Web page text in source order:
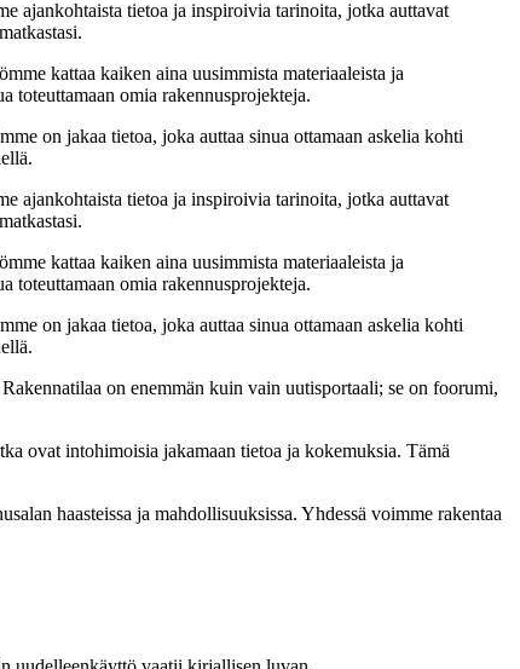
ajankohtaista tietoa ja inspiroivia tarinoita, jotka auttavat
kattaa kaiken aina uusimmista materiaaleista ja
toteuttamaan omia rakennusprojekteja.
on jakaa tietoa, joka auttaa sinua ottamaan askelia kohti
ajankohtaista tietoa ja inspiroivia tarinoita, jotka auttavat
kattaa kaiken aina uusimmista materiaaleista ja
toteuttamaan omia rakennusprojekteja.
on jakaa tietoa, joka auttaa sinua ottamaan askelia kohti
on enemmän kuin vain uutisportaali; se on foorumi,
ovat intohimoisia jakamaan tietoa ja kokemuksia. Tämä
haasteissa ja mahdollisuuksissa. Yhdessä voimme rakentaa